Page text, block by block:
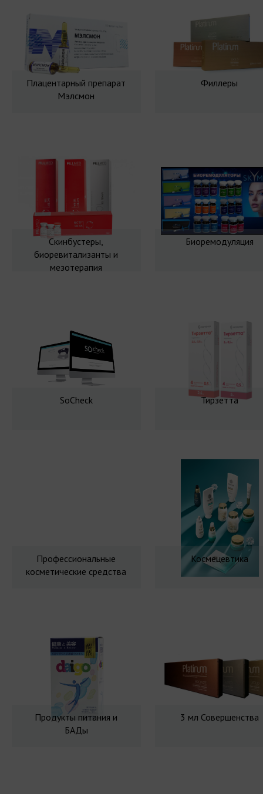
Плацентарный препарат
Мэлсмон
Филлеры
Скинбустеры,
биоревитализанты и
мезотерапия
Биоремодуляция
SoCheck Тирзетта
Профессиональные
косметические средства
Космецевтика
Продукты питания и
БАДы
3 мл Совершенства